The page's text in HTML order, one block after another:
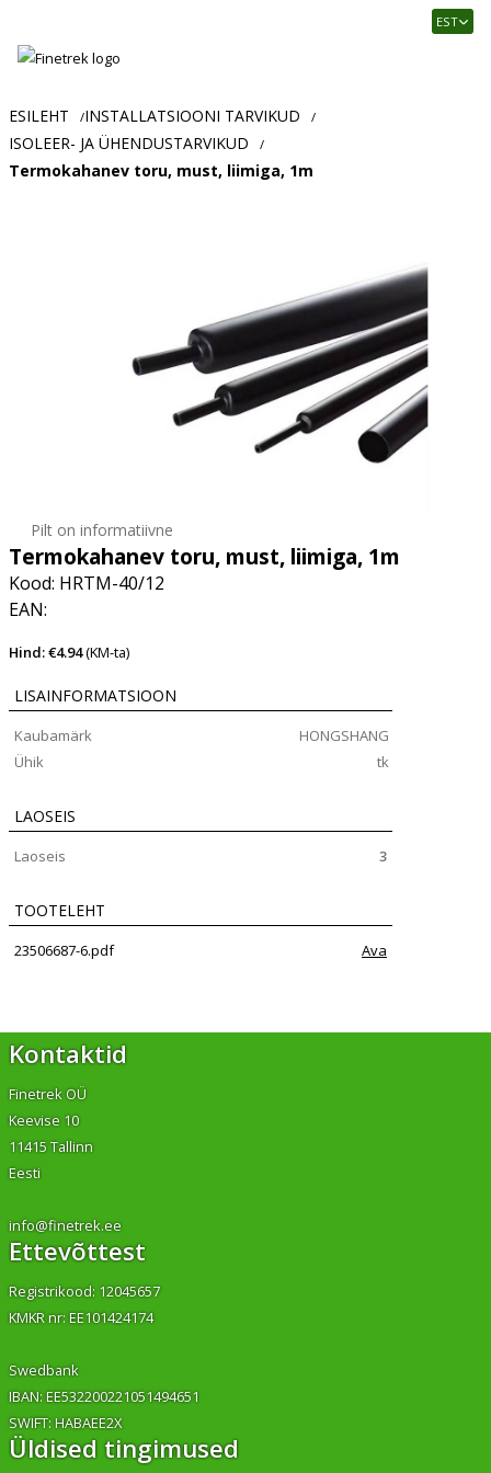
Usaldusväärne
ja
tööstusautomaatika
pood
EST
ESILEHT /INSTALLATSIOONI TARVIKUD /
ISOLEER- JA ÜHENDUSTARVIKUD /
Termokahanev toru, must, liimiga, 1m
Pilt on informatiivne
Termokahanev toru, must, liimiga, 1m
Kood: HRTM-40/12
EAN:
Hind: €4.94(KM-ta)
LISAINFORMATSIOON
Kaubamärk
HONGSHANG
Ühik
tk
LAOSEIS
Laoseis 3
TOOTELEHT
23506687-6.pdf Ava
Kontaktid
Finetrek OÜ
Keevise 10
11415 Tallinn
Eesti
info@finetrek.ee
Ettevõttest
Registrikood: 12045657
KMKR nr: EE101424174
Swedbank
IBAN: EE532200221051494651
SWIFT: HABAEE2X
Üldised tingimused